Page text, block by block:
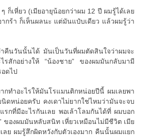
ก็เหี่ยว (เมียอายุน้อยกว่าผม 12 ปี ผมรู้ได้เลย
ากร้า ก็เห็นผลนะ แต่มันแป๋บเดียว แล้วผมรู้ว่า
ำคืนวันนั้นได้ มันเป็นวันที่ผมตัดสินใจว่าผมจะ
รสักอย่างให้ “น้องชาย” ของผมมันกลับมามี
ดไป
กทำอะไรให้มันโรแมนติกหน่อยปีนี้ ผมเลยพา
ดหน่อยครับ คงเดาไม่ยากใช่ไหมว่ามันจะจบ
กที่มีอะไรกันเลย พอเล้าโลมกันได้ที่ ผมบอก
ของผมมันหลับสนิท เหี่ยวเหมือนไม่มีชีวิต เมีย
ย ผมรู้สึกผิดหวังกับตัวเองมาก คืนนั้นผมแยก